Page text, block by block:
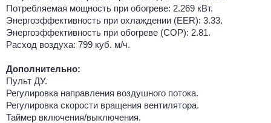
Потребляемая мощность при обогреве: 2.269 кВт.
Энергоэффективность при охлаждении (EER): 3.33.
Энергоэффективность при обогреве (COP): 2.81.
Расход воздуха: 799 куб. м/ч.
Дополнительно:
Пульт ДУ.
Регулировка направления воздушного потока.
Регулировка скорости вращения вентилятора.
Таймер включения/выключения.